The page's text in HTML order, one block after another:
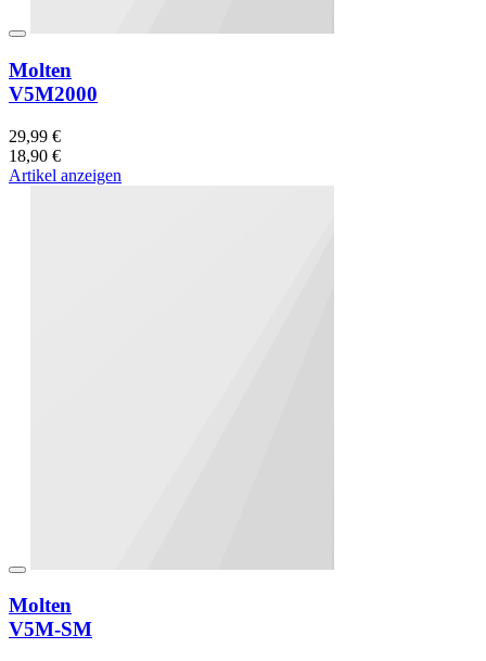
Molten
V5M2000
29,99 €
18,90 €
Artikel anzeigen
Molten
V5M-SM